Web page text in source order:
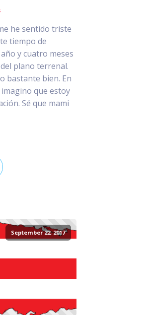
he sentido triste
tiempo de
y cuatro meses
plano terrenal.
bastante bien. En
que estoy
Sé que mami
September 22, 2017